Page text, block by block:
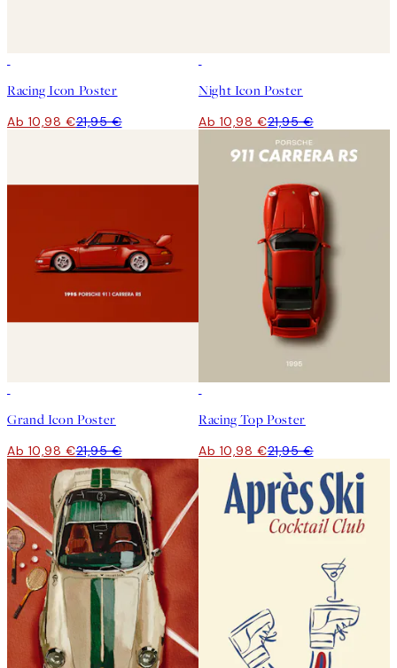
Racing Icon Poster
Ab 10,98 €21,95 €
Night Icon Poster
Ab 10,98 €21,95 €
Grand Icon Poster
Ab 10,98 €21,95 €
Racing Top Poster
Ab 10,98 €21,95 €